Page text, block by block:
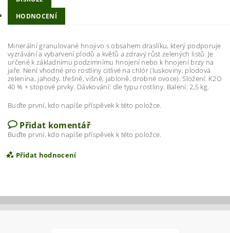
HODNOCENÍ
Minerální granulované hnojivo s obsahem draslíku, který podporuje
vyzrávání a vybarvení plodů a květů a zdravý růst zelených listů. Je
určené k základnímu podzimnímu hnojení nebo k hnojení brzy na
jaře. Není vhodné pro rostliny citlivé na chlór (luskoviny, plodová
zelenina, jahody, třešně, višně, jabloně, drobné ovoce). Složení: K2O
40 % + stopové prvky. Dávkování: dle typu rostliny. Balení: 2,5 kg.
Buďte první, kdo napíše příspěvek k této položce.
Přidat komentář
Buďte první, kdo napíše příspěvek k této položce.
Přidat hodnocení